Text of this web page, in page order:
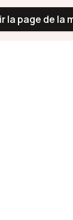
la page de la